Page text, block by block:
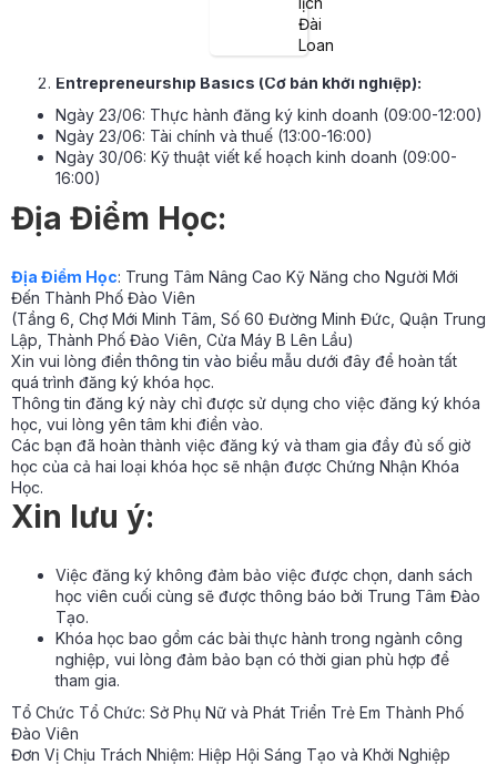
Đài
Loan
Ngày 16/06: Lập kế hoạch vốn kinh doanh (10:00-12:00)
Ngày 16/06: Hướng dẫn vay vốn kinh doanh từ chính phủ
Entrepreneurship Basics (Cơ bản khởi nghiệp):
Ngày 23/06: Thực hành đăng ký kinh doanh (09:00-12:00)
Ngày 23/06: Tài chính và thuế (13:00-16:00)
Ngày 30/06: Kỹ thuật viết kế hoạch kinh doanh (09:00-
16:00)
Địa Điểm Học:
Địa Điểm Học: Trung Tâm Nâng Cao Kỹ Năng cho Người Mới
Đến Thành Phố Đào Viên
(Tầng 6, Chợ Mới Minh Tâm, Số 60 Đường Minh Đức, Quận Trung
Lập, Thành Phố Đào Viên, Cửa Máy B Lên Lầu)
Xin vui lòng điềnthông tin vào biểu mẫu dưới đây để hoàn tất
quá trình đăng ký khóa học.
Thông tin đăng ký này chỉ được sử dụng cho việc đăng ký khóa
học, vui lòng yên tâm khi điền vào.
Các bạn đã hoàn thành việc đăng ký và tham gia đầy đủ số giờ
học của cả hai loại khóa học sẽ nhận được Chứng Nhận Khóa
Học.
Xin lưu ý:
Việc đăng ký không đảm bảo việc được chọn, danh sách
học viên cuối cùng sẽ được thông báo bởi Trung Tâm Đào
Tạo.
Khóa học bao gồm các bài thực hành trong ngành công
nghiệp, vui lòng đảm bảo bạn có thời gian phù hợp để
tham gia.
Tổ Chức Tổ Chức: Sở Phụ Nữ và Phát Triển Trẻ Em Thành Phố
Đào Viên
Đơn Vị Chịu Trách Nhiệm: Hiệp Hội Sáng Tạo và Khởi Nghiệp